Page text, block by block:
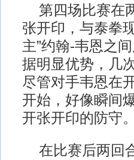
第四场比赛在
张开印，与泰拳
主”约翰-韦恩之
据明显优势，几
尽管对手韦恩在
开始，好像瞬间
开张开印的防守。
在比赛后两回